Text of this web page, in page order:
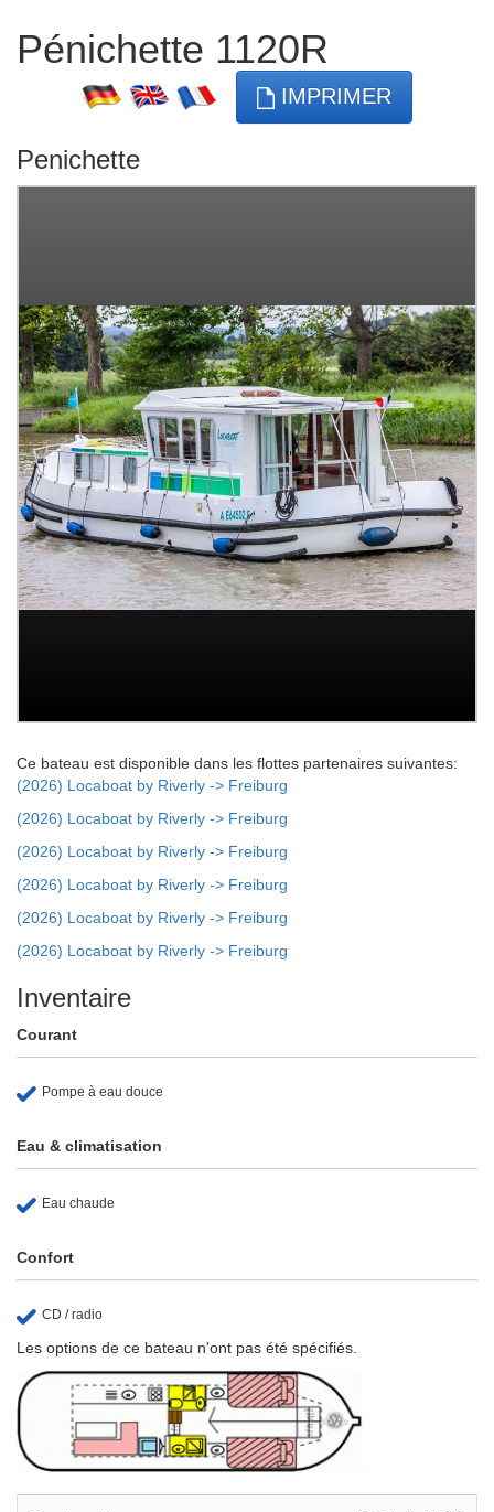
Pénichette 1120R
IMPRIMER
Penichette
Ce bateau est disponible dans les flottes partenaires suivantes:
(2026) Locaboat by Riverly -> Freiburg
(2026) Locaboat by Riverly -> Freiburg
(2026) Locaboat by Riverly -> Freiburg
(2026) Locaboat by Riverly -> Freiburg
(2026) Locaboat by Riverly -> Freiburg
(2026) Locaboat by Riverly -> Freiburg
Inventaire
Courant
Pompe à eau douce
Eau & climatisation
Eau chaude
Confort
CD / radio
Les options de ce bateau n'ont pas été spécifiés.